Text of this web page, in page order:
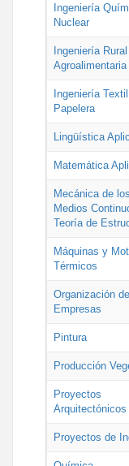
Ingeniería
Nuclear
Ingeniería
Agroalimentaria
Ingeniería
Papelera
Lingüística
Matemática
Mecánica de los
Medios
Teoría de
Máquinas y
Térmicos
Organización de
Empresas
Pintura
Producción
Proyectos
Arquitectónicos
Proyectos de